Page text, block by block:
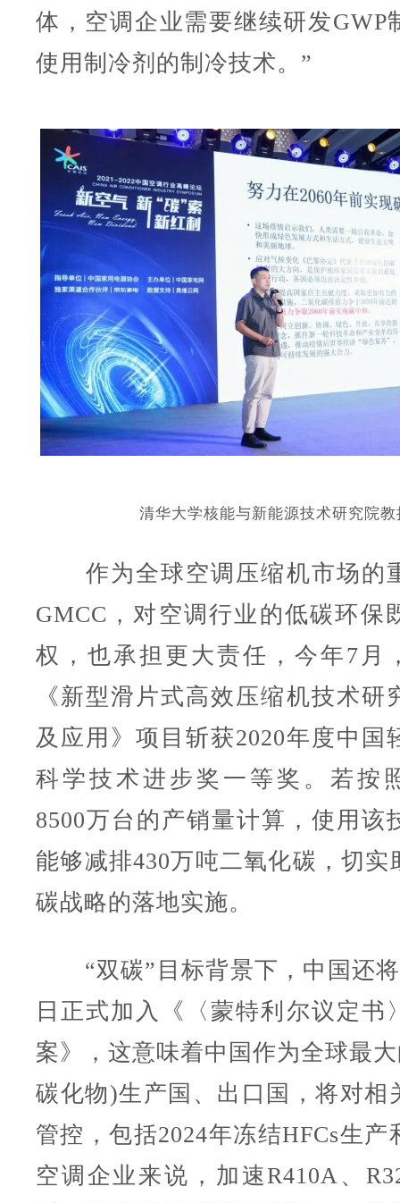
体，空调企业需要继续研发GWP
使用制冷剂的制冷技术。”
清华大学核能与新能源技术研究院教
作为全球空调压缩机市场的
GMCC，对空调行业的低碳环保
权，也承担更大责任，今年7月
《新型滑片式高效压缩机技术研
及应用》项目斩获2020年度中国
科学技术进步奖一等奖。若按
8500万台的产销量计算，使用该
能够减排430万吨二氧化碳，切实
碳战略的落地实施。
“双碳”目标背景下，中国还将
日正式加入《〈蒙特利尔议定书
案》，这意味着中国作为全球最
碳化物)生产国、出口国，将对相
管控，包括2024年冻结HFCs生产
空调企业来说，加速R410A、